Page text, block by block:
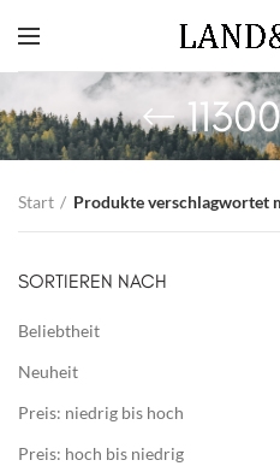
Start Produkte verschlagwortet
SORTIEREN NACH
Beliebtheit
Neuheit
Preis: niedrig bis hoch
Preis: hoch bis niedrig